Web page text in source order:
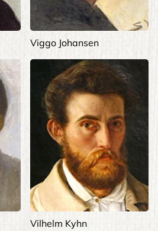
Viggo Johansen
Vilhelm Kyhn